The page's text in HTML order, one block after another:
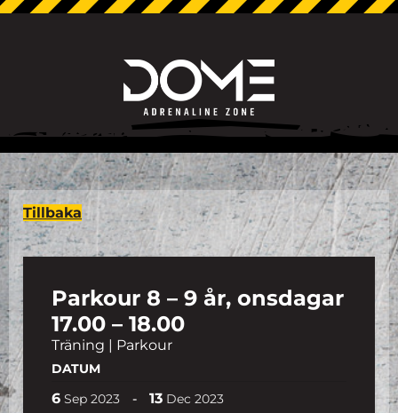
Tillbaka
Parkour 8 – 9 år, onsdagar
17.00 – 18.00
Träning | Parkour
DATUM
6 Sep 2023 - 13 Dec 2023